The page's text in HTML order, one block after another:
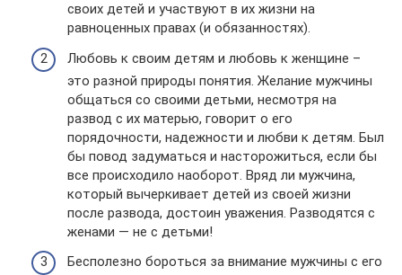
своих детей и участвуют в их жизни на
равноценных правах (и обязанностях).
Любовь к своим детям и любовь к женщине –
это разной природы понятия. Желание мужчины
общаться со своими детьми, несмотря на
развод с их матерью, говорит о его
порядочности, надежности и любви к детям. Был
бы повод задуматься и насторожиться, если бы
все происходило наоборот. Вряд ли мужчина,
который вычеркивает детей из своей жизни
после развода, достоин уважения. Разводятся с
женами — не с детьми!
Бесполезно бороться за внимание мужчины с его